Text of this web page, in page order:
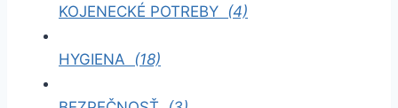
KOJENECKÉ POTREBY (4)
HYGIENA (18)